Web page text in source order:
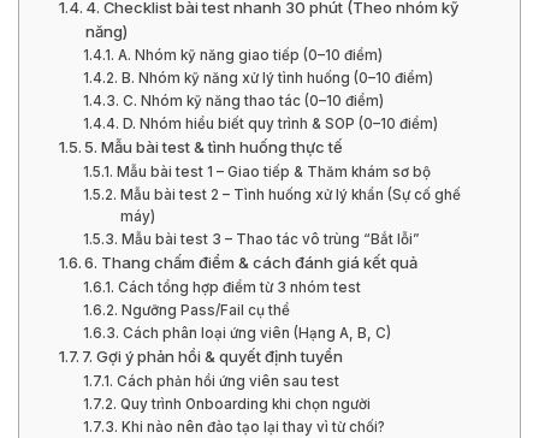
4. Checklist bài test nhanh 30 phút (Theo nhóm kỹ
năng)
A. Nhóm kỹ năng giao tiếp (0–10 điểm)
B. Nhóm kỹ năng xử lý tình huống (0–10 điểm)
C. Nhóm kỹ năng thao tác (0–10 điểm)
D. Nhóm hiểu biết quy trình & SOP (0–10 điểm)
5. Mẫu bài test & tình huống thực tế
Mẫu bài test 1 – Giao tiếp & Thăm khám sơ bộ
Mẫu bài test 2 – Tình huống xử lý khẩn (Sự cố ghế
máy)
Mẫu bài test 3 – Thao tác vô trùng “Bắt lỗi”
6. Thang chấm điểm & cách đánh giá kết quả
Cách tổng hợp điểm từ 3 nhóm test
Ngưỡng Pass/Fail cụ thể
Cách phân loại ứng viên (Hạng A, B, C)
7. Gợi ý phản hồi & quyết định tuyển
Cách phản hồi ứng viên sau test
Quy trình Onboarding khi chọn người
Khi nào nên đào tạo lại thay vì từ chối?